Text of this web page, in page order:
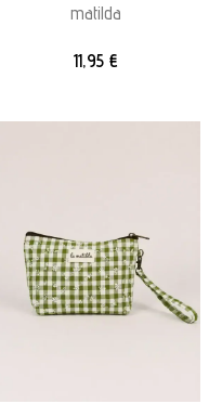
matilda
11,95 €